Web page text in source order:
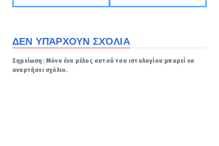
ΔΕΝ ΥΠΆΡΧΟΥΝ ΣΧΌΛΙΑ
Σημείωση: Μόνο ένα μέλος αυτού του ιστολογίου μπορεί να
αναρτήσει σχόλιο.